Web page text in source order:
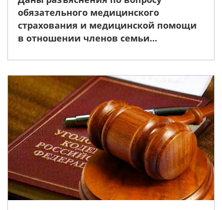
обязательного медицинского
страхования и медицинской помощи
в отношении членов семьи
в государстве трудоустройства